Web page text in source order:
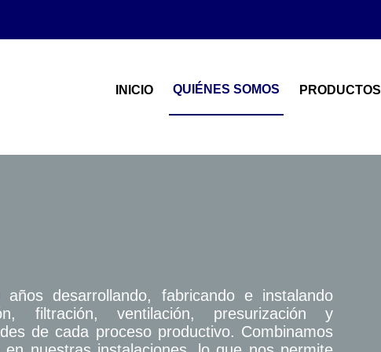
INICIO QUIÉNES SOMOS PRODUCTOS
desarrollando, fabricando e instalando
filtración, ventilación, presurización y
de cada proceso productivo. Combinamos